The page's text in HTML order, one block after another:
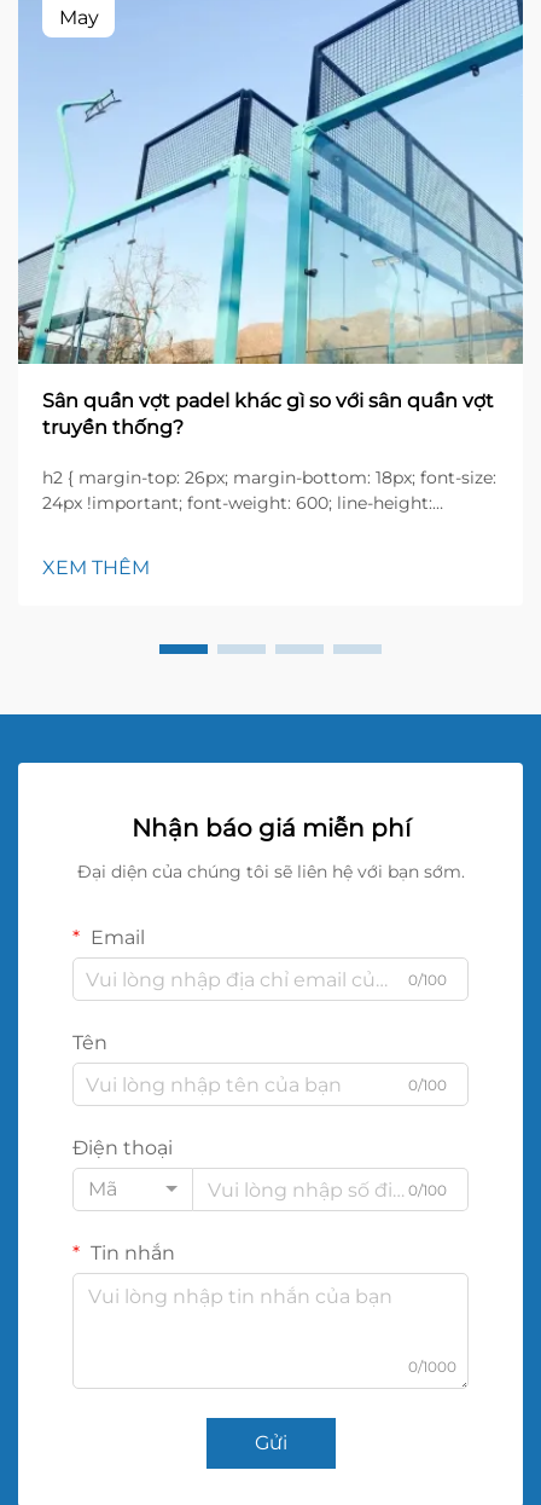
May
Sân quần vợt padel khác gì so với sân quần vợt
truyền thống?
h2 { margin-top: 26px; margin-bottom: 18px; font-size:
24px !important; font-weight: 600; line-height:
font-size: 20px !important; font-weight: 600; line-
height: ...}
XEM THÊM
Nhận báo giá miễn phí
Đại diện của chúng tôi sẽ liên hệ với bạn sớm.
Email
0/100
Tên
0/100
Điện thoại
Mã
0/100
Tin nhắn
0/1000
Gửi